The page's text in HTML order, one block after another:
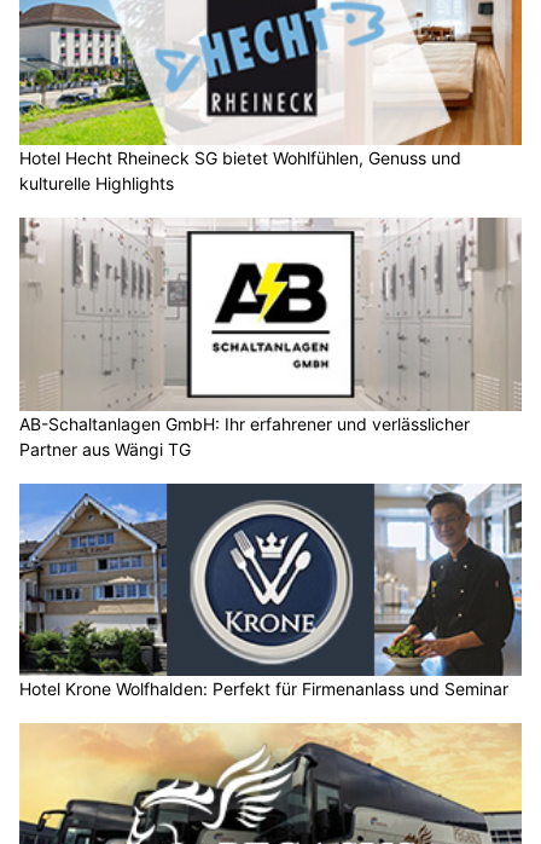
Hotel Hecht Rheineck SG bietet Wohlfühlen, Genuss und
kulturelle Highlights
AB-Schaltanlagen GmbH: Ihr erfahrener und verlässlicher
Partner aus Wängi TG
Hotel Krone Wolfhalden: Perfekt für Firmenanlass und Seminar